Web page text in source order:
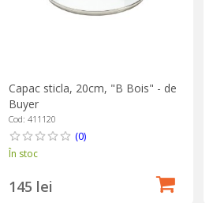
Capac sticla, 20cm, "B Bois" - de
Buyer
Cod: 411120
(0)
În stoc
145 lei